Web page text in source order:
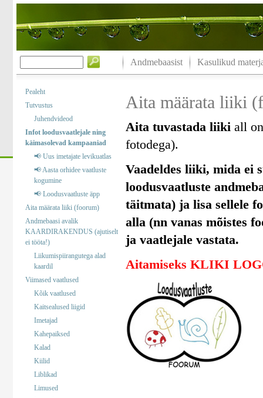
Andmebaasist Kasulikud
Pealeht
Tutvustus
Juhendvideod
Infot loodusvaatlejale ning
käimasolevad kampaaniad
📢 Uus imetajate levikuatlas
📢 Aasta orhidee vaatluste
kogumine
📢 Loodusvaatluste äpp
Aita määrata liiki (foorum)
Andmebaasi avalik
KAARDIRAKENDUS (ajutiselt
ei tööta!)
Liikumispiirangutega alad
kaardil
Viimased vaatlused
Kõik vaatlused
Kaitsealused liigid
Imetajad
Kahepaiksed
Kalad
Kiilid
Liblikad
Limused
Aita määrata liiki
Aita tuvastada liikiall on
fotodega).
Vaadeldes liiki, mida ei
loodusvaatluste
täitmata) ja lisa sellele
alla (nn vanas mõistes
ja vaatlejale vastata.
Aitamiseks KLIKI